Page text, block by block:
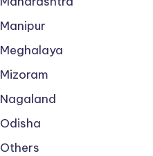
Manipur
Meghalaya
Mizoram
Nagaland
Odisha
Others